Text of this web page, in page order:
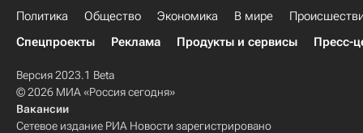
Политика Общество Экономика В мире
Спецпроекты
Реклама Продукты и сервисы Пресс-
Версия 2023.1 Beta
© 2026 МИА «Россия сегодня»
Вакансии
Сетевое издание РИА Новости зарегистрировано